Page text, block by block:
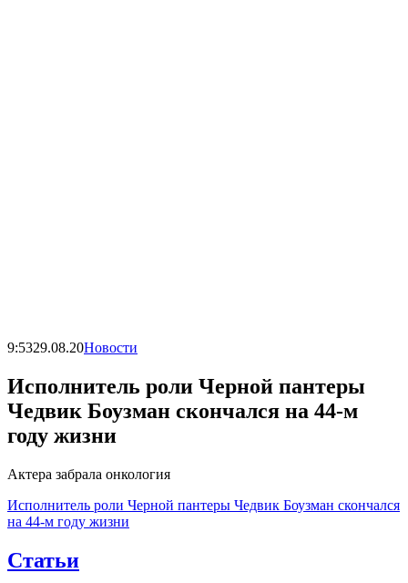
9:5329.08.20Новости
Исполнитель роли Черной пантеры
Чедвик Боузман скончался на 44-м
году жизни
Актера забрала онкология
Исполнитель роли Черной пантеры Чедвик Боузман скончался
на 44-м году жизни
Статьи